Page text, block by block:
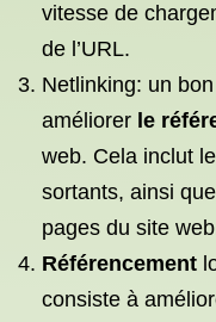
vitesse de
de l’URL.
Netlinking: un
améliorer le
web. Cela inclut
sortants, ainsi
pages du site
Référencement
consiste à